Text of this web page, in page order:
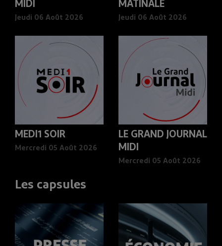
MIDI
Jeudi 06 Août 2026
MATINALE
Jeudi 06 Août 2026
MEDI1 SOIR
Mercredi 05 Août 2026
LE GRAND JOURNAL
MIDI
Mercredi 05 Août 2026
Les capsules